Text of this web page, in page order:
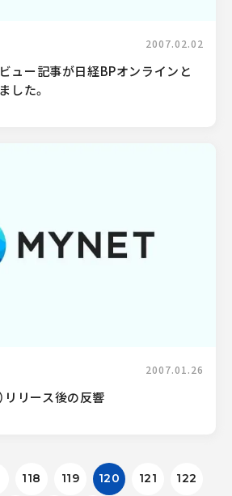
2007.02.02
ュー記事が日経BPオンラインと
した。
2007.01.26
リリース後の反響
118 119 120 121 122